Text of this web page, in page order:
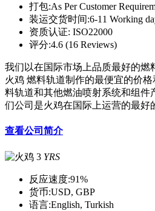
打包:As Per Customer
装运交货时间:6-11 Working
资质认证: ISO22000
评分:4.6 (16 Reviews)
我们以在国际市场上品质最好的燃
火鸡 燃料轨道制作的最便宜的价
料轨道和其他燃油喷射系统和组件
们公司是火鸡在国际上运营的最好
查看公司简介
3 YRS
反应速度:91%
货币:USD, GBP
语言:English, Turkish